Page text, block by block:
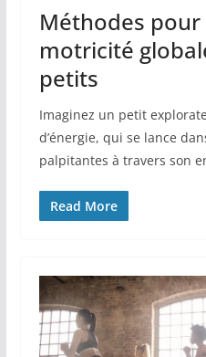
Méthodes
motricité
petits
Imaginez un petit
d’énergie, qui se lance
palpitantes à travers son
Read More